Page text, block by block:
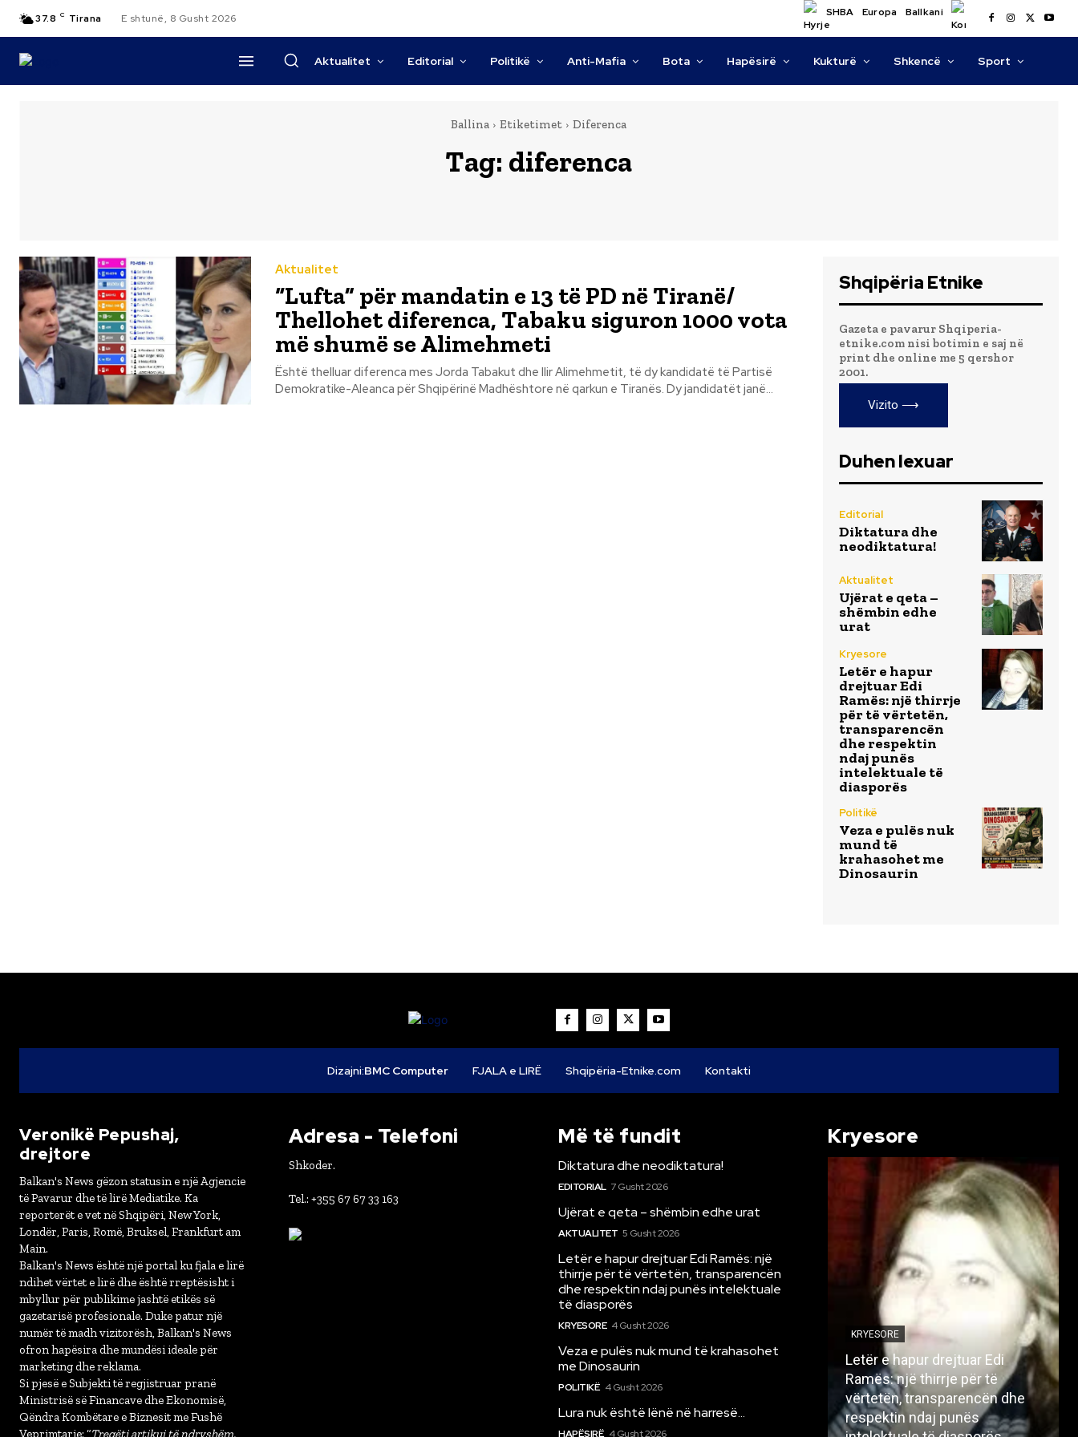
37.8 C Tirana E shtunë, 8 Gusht 2026 SHBA Europa Ballkani
Aktualitet Editorial Politikë Anti-Mafia Bota Hapësirë Kukturë Shkencë Sport
Ballina Etiketimet Diferenca
Tag: diferenca
Aktualitet
“Lufta” për mandatin e 13 të PD në Tiranë/
Thellohet diferenca, Tabaku siguron 1000 vota
më shumë se Alimehmeti
Është thelluar diferenca mes Jorda Tabakut dhe Ilir Alimehmetit, të dy kandidatë të Partisë
Demokratike-Aleanca për Shqipërinë Madhështore në qarkun e Tiranës. Dy jandidatët janë...
Shqipëria Etnike
Gazeta e pavarur Shqiperia-
etnike.com nisi botimin e saj në
print dhe online me 5 qershor
2001.
Vizito ⟶
Duhen lexuar
Editorial
Diktatura dhe
neodiktatura!
Aktualitet
Ujërat e qeta –
shëmbin edhe
urat
Kryesore
Letër e hapur
drejtuar Edi
Ramës: një thirrje
për të vërtetën,
transparencën
dhe respektin
ndaj punës
intelektuale të
diasporës
Politikë
Veza e pulës nuk
mund të
krahasohet me
Dinosaurin
Dizajni:BMC Computer FJALA e LIRË Shqipëria-Etnike.com Kontakti
Veronikë Pepushaj,
drejtore
Balkan's News gëzon statusin e një Agjencie
të Pavarur dhe të lirë Mediatike. Ka
reporterët e vet në Shqipëri, New York,
Londër, Paris, Romë, Bruksel, Frankfurt am
Main.
Balkan's News është një portal ku fjala e lirë
ndihet vërtet e lirë dhe është rreptësisht i
mbyllur për publikime jashtë etikës së
gazetarisë profesionale. Duke patur një
numër të madh vizitorësh, Balkan's News
ofron hapësira dhe mundësi ideale për
marketing dhe reklama.
Si pjesë e Subjekti të regjistruar pranë
Ministrisë së Financave dhe Ekonomisë,
Qëndra Kombëtare e Biznesit me Fushë
Veprimtarie: “Tregëti artikuj të ndryshëm,
Adresa - Telefoni
Shkoder.
Tel.: +355 67 67 33 163
Më të fundit
Diktatura dhe neodiktatura!
EDITORIAL 7 Gusht 2026
Ujërat e qeta – shëmbin edhe urat
AKTUALITET 5 Gusht 2026
Letër e hapur drejtuar Edi Ramës: një
thirrje për të vërtetën, transparencën
dhe respektin ndaj punës intelektuale
të diasporës
KRYESORE 4 Gusht 2026
Veza e pulës nuk mund të krahasohet
me Dinosaurin
POLITIKË 4 Gusht 2026
Lura nuk është lënë në harresë…
HAPËSIRË 4 Gusht 2026
Kryesore
KRYESORE
Letër e hapur drejtuar Edi
Ramës: një thirrje për të
vërtetën, transparencën dhe
respektin ndaj punës